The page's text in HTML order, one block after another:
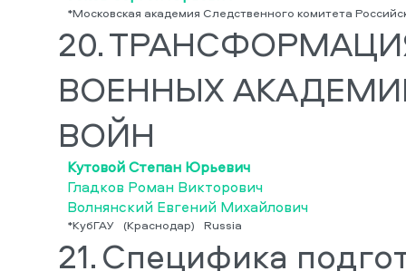
*Московская академия Следственного комитета
20.
ВОЕННЫХ
ВОЙН
Кутовой Степан Юрьевич
Гладков Роман Викторович
Волнянский Евгений Михайлович
*КубГАУ (Краснодар) Russia
21.Специфика